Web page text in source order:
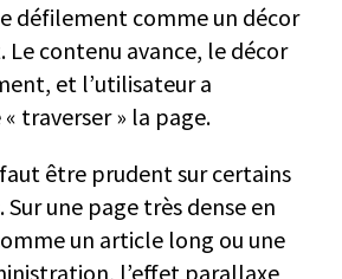
défilement comme un décor
Le contenu avance, le décor
et l’utilisateur a
traverser » la page.
être prudent sur certains
Sur une page très dense en
un article long ou une
l’effet parallaxe